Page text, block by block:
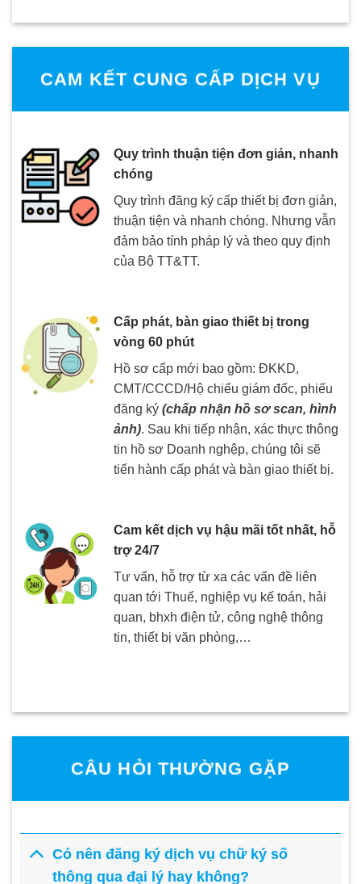
CAM KẾT CUNG CẤP DỊCH VỤ
Quy trình thuận tiện đơn giản, nhanh
chóng
Quy trình đăng ký cấp thiết bị đơn giản,
thuận tiện và nhanh chóng. Nhưng vẫn
đảm bảo tính pháp lý và theo quy định
của Bộ TT&TT.
Cấp phát, bàn giao thiết bị trong
vòng 60 phút
Hồ sơ cấp mới bao gồm: ĐKKD,
CMT/CCCD/Hộ chiếu giám đốc, phiếu
đăng ký (chấp nhận hồ sơ scan, hình
ảnh). Sau khi tiếp nhận, xác thực thông
tin hồ sơ Doanh nghệp, chúng tôi sẽ
tiến hành cấp phát và bàn giao thiết bị.
Cam kết dịch vụ hậu mãi tốt nhất, hỗ
trợ 24/7
Tư vấn, hỗ trợ từ xa các vấn đề liên
quan tới Thuế, nghiệp vụ kế toán, hải
quan, bhxh điện tử, công nghệ thông
tin, thiết bị văn phòng,…
CÂU HỎI THƯỜNG GẶP
Có nên đăng ký dịch vụ chữ ký số
thông qua đại lý hay không?